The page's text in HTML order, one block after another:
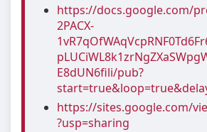
https://docs.google.com/
2PACX-
E8dUN6fili/pub?
https://sites.google.com/
?usp=sharing